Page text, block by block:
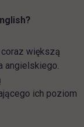
większą
angielskiego.
ich poziom